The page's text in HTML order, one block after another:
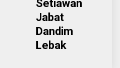
Setiawan
Jabat
Dandim
Lebak